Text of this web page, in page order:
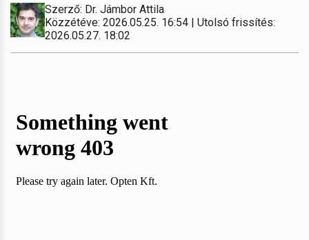
Szerző: Dr. Jámbor Attila
Közzétéve: 2026.05.25. 16:54 | Utolsó frissítés:
2026.05.27. 18:02